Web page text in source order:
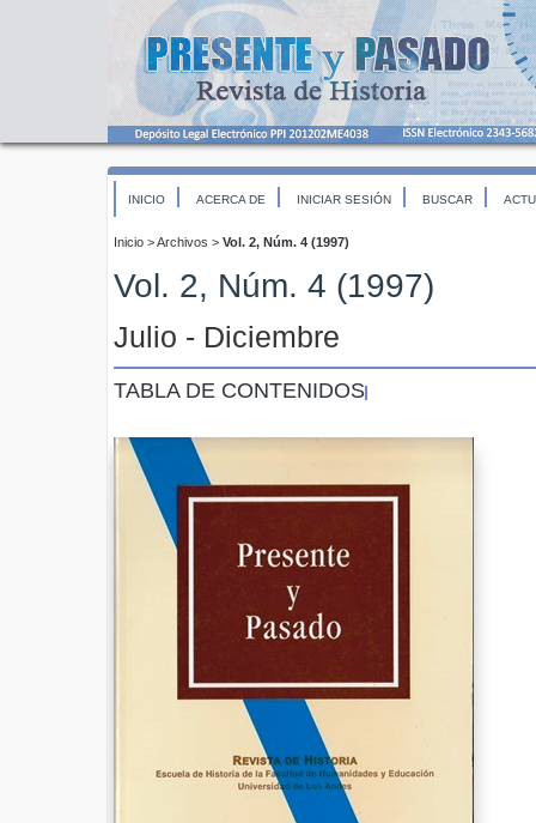
INICIO ACERCA DE INICIAR SESIÓN BUSCAR
Inicio >Archivos > Vol. 2, Núm. 4 (1997)
Vol. 2, Núm. 4 (1997)
Julio - Diciembre
TABLA DE CONTENIDOS